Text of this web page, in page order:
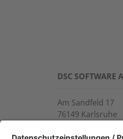
DSC SOFTWARE
Am Sandfeld 17
76149 Karlsruhe